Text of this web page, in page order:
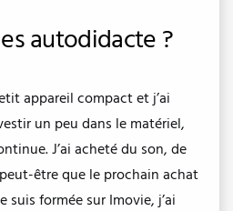
autodidacte ?
appareil compact et j’ai
un peu dans le matériel,
J’ai acheté du son, de
être que le prochain achat
suis formée sur Imovie, j’ai